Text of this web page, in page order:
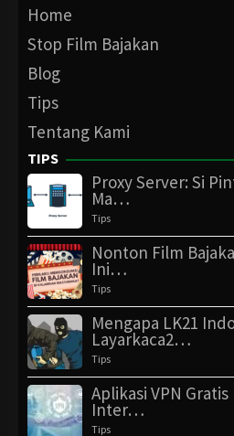
Home
Stop Film Bajakan
Blog
Tips
Tentang Kami
TIPS
Proxy Server: Si
Ma…
Tips
Nonton Film
Ini…
Tips
Mengapa LK21
Layarkaca2…
Tips
Aplikasi VPN
Inter…
Tips